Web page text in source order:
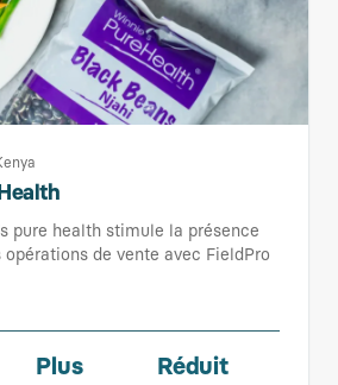
pure health stimule la présence
de vente avec FieldPro
Plus
Réduit